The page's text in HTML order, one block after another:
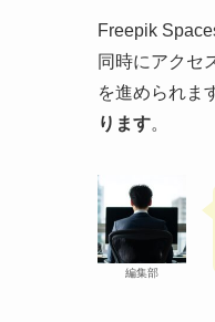
Freepik
同時にアクセ
を進められま
ります。
編集部